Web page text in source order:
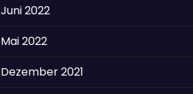
Juni 2022
Mai 2022
Dezember 2021